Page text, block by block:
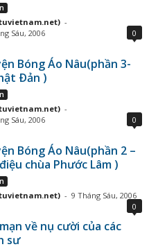
-
Sáu, 2006
0
Bóng Áo Nâu(phần 3-
Ðản )
-
Sáu, 2006
0
Bóng Áo Nâu(phần 2 –
chùa Phước Lâm )
- 9 Tháng Sáu, 2006
0
về nụ cười của các
sư